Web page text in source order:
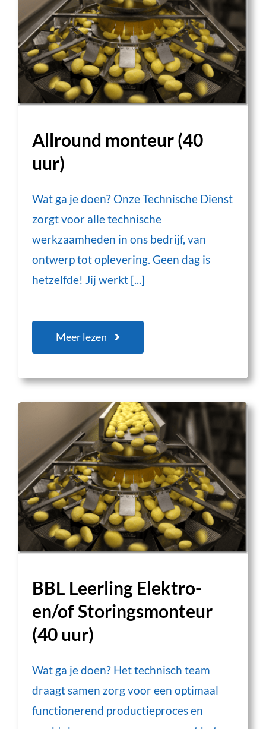
Allround monteur (40
uur)
Wat ga je doen? Onze Technische Dienst
zorgt voor alle technische
werkzaamheden in ons bedrijf, van
ontwerp tot oplevering. Geen dag is
hetzelfde! Jij werkt [...]
Meer lezen
BBL Leerling Elektro-
en/of Storingsmonteur
(40 uur)
Wat ga je doen? Het technisch team
draagt samen zorg voor een optimaal
functionerend productieproces en